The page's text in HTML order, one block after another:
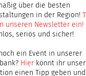
über die besten
in der Region!
unseren Newsletter ein!
seriös und sicher!
ein Event in unserer
Hier könnt ihr
einen Tipp geben